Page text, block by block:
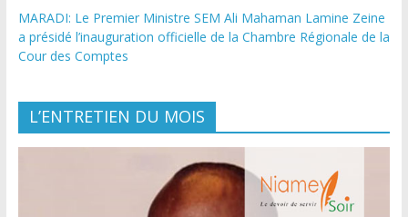
MARADI: Le Premier Ministre SEM Ali Mahaman Lamine Zeine
a présidé l’inauguration officielle de la Chambre Régionale de la
Cour des Comptes
L’ENTRETIEN DU MOIS